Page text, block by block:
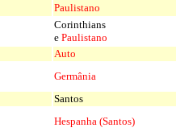
Paulistano
Corinthians
e Paulistano
Auto
Germânia
Santos
Hespanha (Santos)